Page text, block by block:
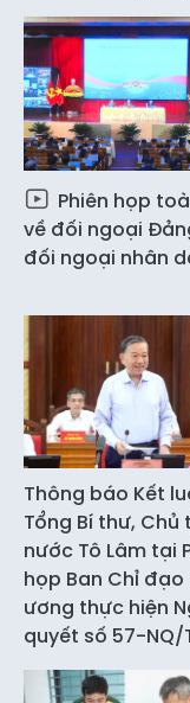
Phiên họp
về đối ngoại
đối ngoại nhân
Thông báo Kết
Tổng Bí thư, Chủ
nước Tô Lâm tại
họp Ban Chỉ đạo
ương thực hiện
quyết số 57-NQ/